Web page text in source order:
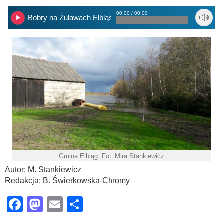
Bobry na Żuławach Elbląskich
00:00 / 00:00
Gmina Elbląg. Fot. Mira Stankiewicz
Autor: M. Stankiewicz
Redakcja: B. Świerkowska-Chromy
Facebook
Mastodon
Email